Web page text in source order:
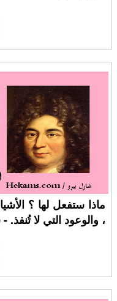
ماذا ستفعل لها ؟
، والوعود التي لا تُنفذ.